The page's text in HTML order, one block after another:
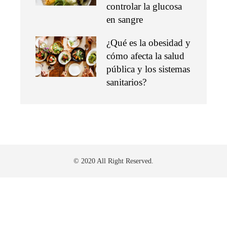
controlar la glucosa
en sangre
¿Qué es la obesidad y
cómo afecta la salud
pública y los sistemas
sanitarios?
© 2020 All Right Reserved.